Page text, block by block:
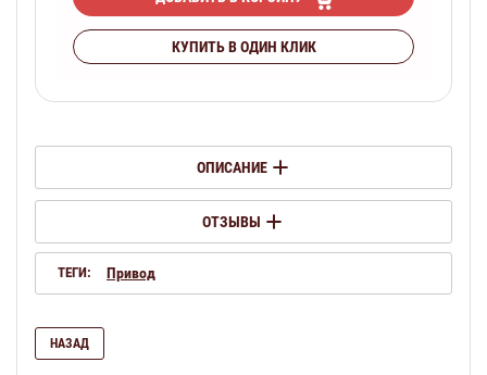
КУПИТЬ В ОДИН КЛИК
ОПИСАНИЕ
ОТЗЫВЫ
ТЕГИ: Привод
НАЗАД